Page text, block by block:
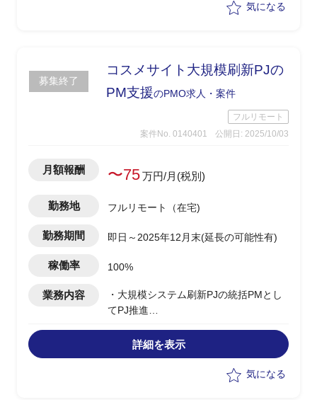
気になる
募集終了
コスメサイト大規模刷新PJの
PM支援のPMO求人・案件
フルリモート
案件No. 0140401
公開日: 2025/10/03
月額報酬 〜75万円/月(税別)
勤務地 フルリモート（在宅)
勤務期間 即日～2025年12月末(延長の可能性有)
稼働率 100%
業務内容
・大規模システム刷新PJの統括PMとし
てPJ推進
連携のリード
・長期想定の体制下での課題整理とリス
詳細を表示
気になる